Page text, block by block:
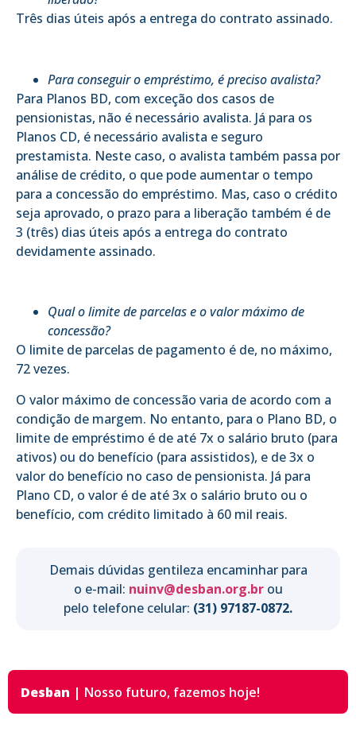
Três dias úteis após a entrega do contrato assinado.
Para conseguir o empréstimo, é preciso avalista?
Para Planos BD, com exceção dos casos de
pensionistas, não é necessário avalista. Já para os
Planos CD, é necessário avalista e seguro
prestamista. Neste caso, o avalista também passa por
análise de crédito, o que pode aumentar o tempo
para a concessão do empréstimo. Mas, caso o crédito
seja aprovado, o prazo para a liberação também é de
3 (três) dias úteis após a entrega do contrato
devidamente assinado.
Qual o limite de parcelas e o valor máximo de
concessão?
O limite de parcelas de pagamento é de, no máximo,
72 vezes.
O valor máximo de concessão varia de acordo com a
condição de margem. No entanto, para o Plano BD, o
limite de empréstimo é de até 7x o salário bruto (para
ativos) ou do benefício (para assistidos), e de 3x o
valor do benefício no caso de pensionista. Já para
Plano CD, o valor é de até 3x o salário bruto ou o
benefício, com crédito limitado à 60 mil reais.
Demais dúvidas gentileza encaminhar para
o e-mail: nuinv@desban.org.br ou
pelo telefone celular: (31) 97187-0872.
Desban | Nosso futuro, fazemos hoje!